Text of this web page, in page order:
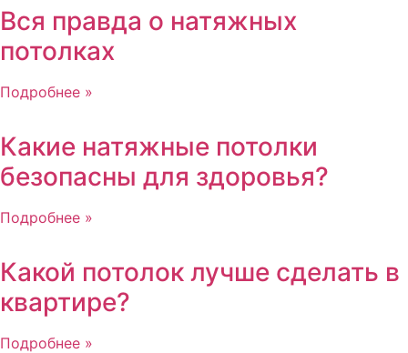
Вся правда о натяжных
потолках
Подробнее »
Какие натяжные потолки
безопасны для здоровья?
Подробнее »
Какой потолок лучше сделать в
квартире?
Подробнее »